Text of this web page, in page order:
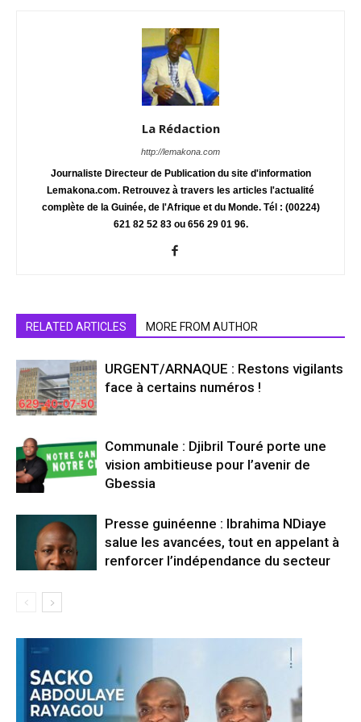
La Rédaction
http://lemakona.com
Journaliste Directeur de Publication du site d'information
Lemakona.com. Retrouvez à travers les articles l'actualité
complète de la Guinée, de l'Afrique et du Monde. Tél : (00224)
621 82 52 83 ou 656 29 01 96.
RELATED ARTICLES MORE FROM AUTHOR
URGENT/ARNAQUE : Restons vigilants
face à certains numéros !
Communale : Djibril Touré porte une
vision ambitieuse pour l’avenir de
Gbessia
Presse guinéenne : Ibrahima NDiaye
salue les avancées, tout en appelant à
renforcer l’indépendance du secteur